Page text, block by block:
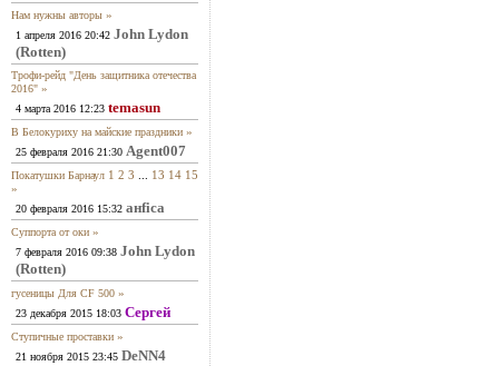
Нам нужны авторы »
1 апреля 2016 20:42 John Lydon
(Rotten)
Трофи-рейд "День защитника отечества
2016" »
4 марта 2016 12:23 temasun
В Белокуриху на майские праздники »
25 февраля 2016 21:30 Agent007
Покатушки Барнаул 1 2 3 13 14 15
»
20 февраля 2016 15:32 анfiса
Суппорта от оки »
7 февраля 2016 09:38 John Lydon
(Rotten)
гусеницы Для CF 500 »
23 декабря 2015 18:03 Сергей
Ступичные проставки »
21 ноября 2015 23:45 DeNN4